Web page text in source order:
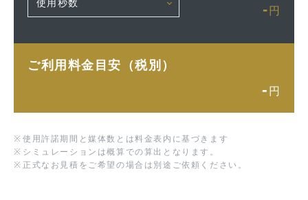
- 円
ご利用料金目安（税別）
- 円
※ 使用許諾期間と媒体数とは料金表内に基づきます
※ シミュレーションは概算での算出となります。
※ 正式なお見積をご希望の場合は別途ご依頼ください。